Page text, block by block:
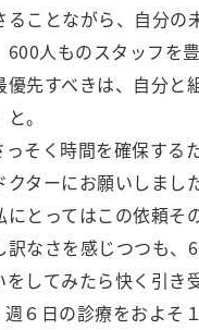
ることながら、自分の
600人ものスタッフを
優先すべきは、自分と
。
そく時間を確保する
クターにお願いしまし
にとってはこの依頼そ
訳なさを感じつつも、
をしてみたら快く引き
６日の診療をおよそ